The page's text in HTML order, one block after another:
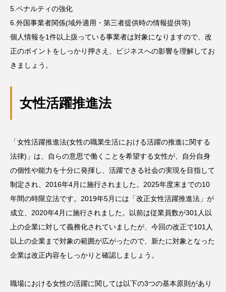
5.ペナルティの強化
6.外国事業者関係(域外適用・第三者提供時の情報提供等)
個人情報を1件以上扱っている事業者は対象になりますので、改
正のポイントをしっかり押さえ、ビジネスへの影響を理解してお
きましょう。
女性活躍推進法
「女性活躍推進法(女性の職業生活における活躍の推進に関する
法律)」は、自らの意思で働くことを希望する女性が、自分自身
の個性や能力を十分に発揮し、活躍できる社会の実現を目指して
制定され、2016年4月に施行されました。2025年度末までの10
年間の時限立法です。2019年5月には「改正女性活躍推進法」が
成立、2020年4月に施行されました。以前は従業員数が301人以
上の企業に対して義務化されていましたが、今回の改正で101人
以上の企業まで対象の範囲が広がったので、新たに対象となった
企業は改正内容をしっかりと確認しましょう。
職場における女性の活躍に関しては以下の3つの基本原則があり